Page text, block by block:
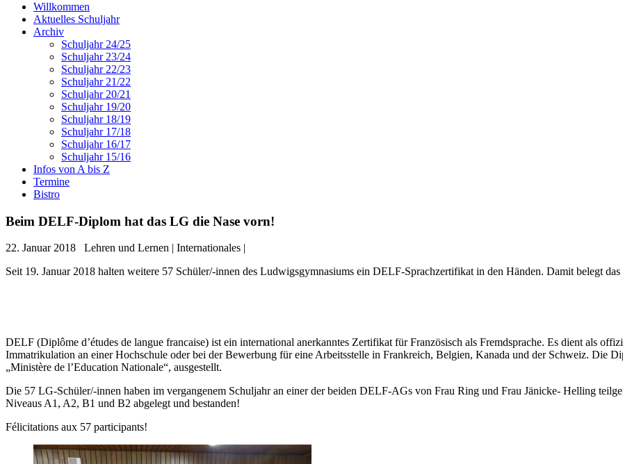
Willkommen
Aktuelles Schuljahr
Archiv
Schuljahr 24/25
Schuljahr 23/24
Schuljahr 22/23
Schuljahr 21/22
Schuljahr 20/21
Schuljahr 19/20
Schuljahr 18/19
Schuljahr 17/18
Schuljahr 16/17
Schuljahr 15/16
Infos von A bis Z
Termine
Bistro
Beim DELF-Diplom hat das LG die Nase vorn!
22. Januar 2018
Lehren und Lernen | Internationales |
Seit 19. Januar 2018 halten weitere 57 Schüler/-innen des Ludwigsgymnasiums ein DELF-Sprachzertifikat in den Händen. Damit belegt
DELF (Diplôme d’études de langue francaise) ist ein international anerkanntes Zertifikat für Französisch als Fremdsprache. Es dient als
Immatrikulation an einer Hochschule oder bei der Bewerbung für eine Arbeitsstelle in Frankreich, Belgien, Kanada und der Schweiz. Die
„Ministère de l’Education Nationale“, ausgestellt.
Die 57 LG-Schüler/-innen haben im vergangenem Schuljahr an einer der beiden DELF-AGs von Frau Ring und Frau Jänicke- Helling
Niveaus A1, A2, B1 und B2 abgelegt und bestanden!
Félicitations aux 57 participants!